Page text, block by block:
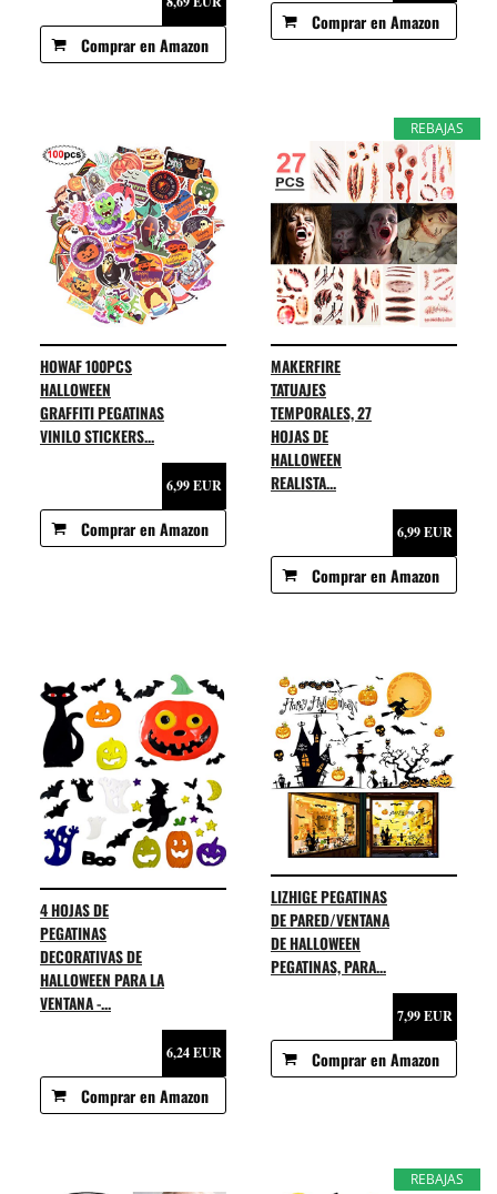
Comprar en Amazon
Comprar en Amazon
HOWAF 100PCS
HALLOWEEN
GRAFFITI PEGATINAS
VINILO STICKERS...
6,99 EUR
Comprar en Amazon
REBAJAS
MAKERFIRE
TATUAJES
TEMPORALES, 27
HOJAS DE
HALLOWEEN
REALISTA...
6,99 EUR
Comprar en Amazon
4 HOJAS DE
PEGATINAS
DECORATIVAS DE
HALLOWEEN PARA LA
VENTANA -...
6,24 EUR
Comprar en Amazon
LIZHIGE PEGATINAS
DE PARED/VENTANA
DE HALLOWEEN
PEGATINAS, PARA...
7,99 EUR
Comprar en Amazon
REBAJAS